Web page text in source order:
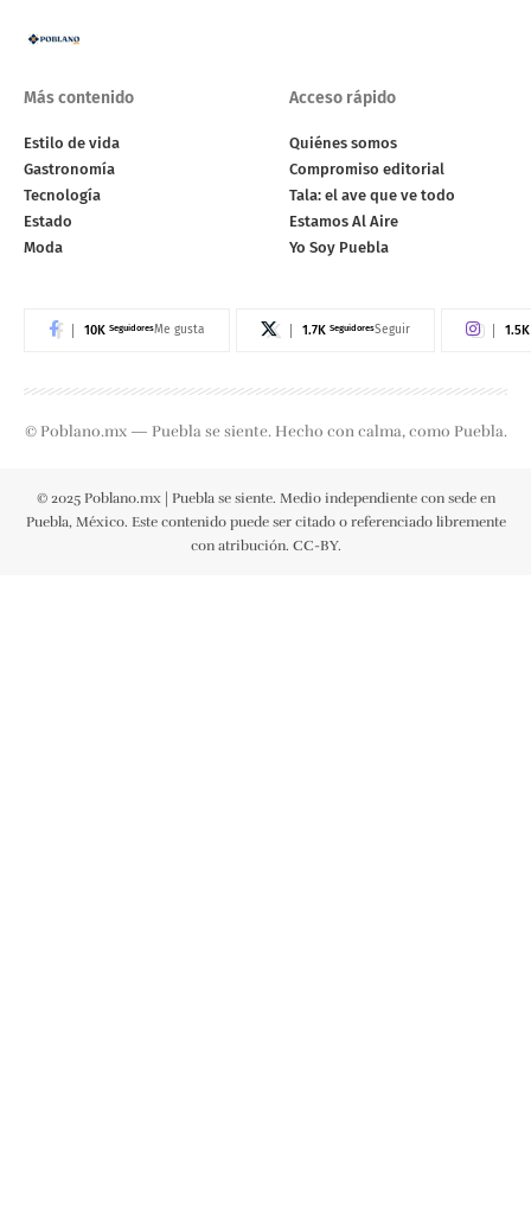
Más contenido
Estilo de vida
Gastronomía
Tecnología
Estado
Moda
Acceso rápido
Quiénes somos
Compromiso editorial
Tala: el ave que ve todo
Estamos Al Aire
Yo Soy Puebla
10K SeguidoresMe gusta 1.7K SeguidoresSeguir 1.5K
© Poblano.mx — Puebla se siente. Hecho con calma, como Puebla.
© 2025 Poblano.mx | Puebla se siente. Medio independiente con sede en
Puebla, México. Este contenido puede ser citado o referenciado libremente
con atribución. CC-BY.